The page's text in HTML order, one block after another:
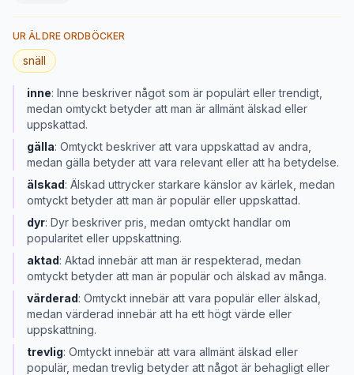
UR ÄLDRE ORDBÖCKER
snäll
inne: Inne beskriver något som är populärt eller trendigt,
medan omtyckt betyder att man är allmänt älskad eller
uppskattad.
gälla: Omtyckt beskriver att vara uppskattad av andra,
medan gälla betyder att vara relevant eller att ha betydelse.
älskad: Älskad uttrycker starkare känslor av kärlek, medan
omtyckt betyder att man är populär eller uppskattad.
dyr: Dyr beskriver pris, medan omtyckt handlar om
popularitet eller uppskattning.
aktad: Aktad innebär att man är respekterad, medan
omtyckt betyder att man är populär och älskad av många.
värderad: Omtyckt innebär att vara populär eller älskad,
medan värderad innebär att ha ett högt värde eller
uppskattning.
trevlig: Omtyckt innebär att vara allmänt älskad eller
populär, medan trevlig betyder att något är behagligt eller